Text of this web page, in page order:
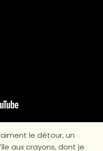
le détour, un
aux crayons, dont je